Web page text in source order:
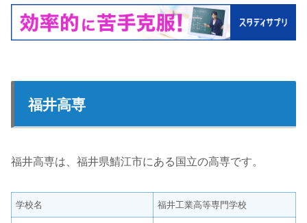
福井高専
福井高専は、福井県鯖江市にある国立の高専です。
学校名 福井工業高等専門学校